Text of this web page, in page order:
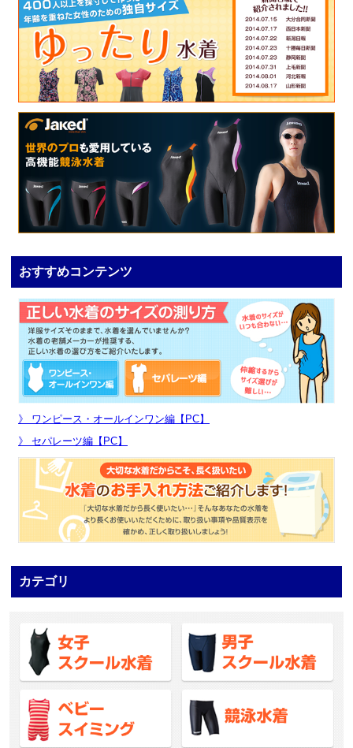
おすすめコンテンツ
》 ワンピース・オールインワン編【PC】
》 セパレーツ編【PC】
カテゴリ